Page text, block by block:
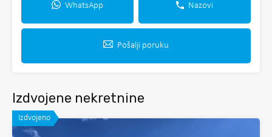
WhatsApp Nazovi
Pošalji poruku
Izdvojene nekretnine
Izdvojeno